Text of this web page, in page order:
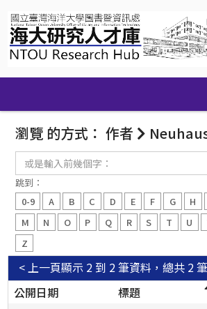
navigation
瀏覽 的方式： 作者
跳到：
0-9
A B C D E F G H
M
N O P Q R S T U
Z
顯示 2 到 2 筆資料，總共 2 筆
< 上一頁
公開日期
標題